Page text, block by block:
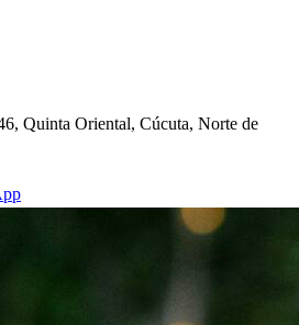
Quinta Oriental, Cúcuta, Norte de